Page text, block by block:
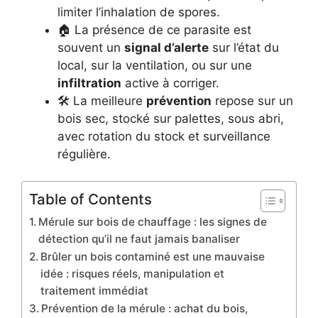
limiter l’inhalation de spores.
🏠 La présence de ce parasite est
souvent un signal d’alerte sur l’état du
local, sur la ventilation, ou sur une
infiltration active à corriger.
🛠️ La meilleure prévention repose sur un
bois sec, stocké sur palettes, sous abri,
avec rotation du stock et surveillance
régulière.
Table of Contents
Mérule sur bois de chauffage : les signes de
détection qu’il ne faut jamais banaliser
Brûler un bois contaminé est une mauvaise
idée : risques réels, manipulation et
traitement immédiat
Prévention de la mérule : achat du bois,